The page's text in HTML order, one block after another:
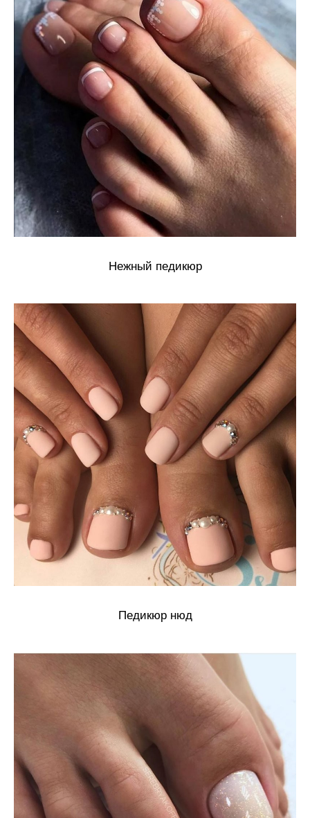
Нежный педикюр
Педикюр нюд